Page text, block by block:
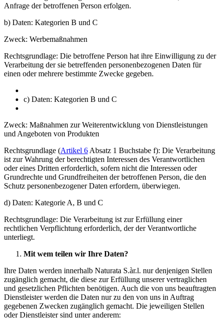
Anfrage der betroffenen Person erfolgen.
b) Daten: Kategorien B und C
Zweck: Werbemaßnahmen
Rechtsgrundlage: Die betroffene Person hat ihre Einwilligung zu der
Verarbeitung der sie betreffenden personenbezogenen Daten für
einen oder mehrere bestimmte Zwecke gegeben.
c) Daten: Kategorien B und C
Zweck: Maßnahmen zur Weiterentwicklung von Dienstleistungen
und Angeboten von Produkten
Rechtsgrundlage (Artikel 6 Absatz 1 Buchstabe f): Die Verarbeitung
ist zur Wahrung der berechtigten Interessen des Verantwortlichen
oder eines Dritten erforderlich, sofern nicht die Interessen oder
Grundrechte und Grundfreiheiten der betroffenen Person, die den
Schutz personenbezogener Daten erfordern, überwiegen.
d) Daten: Kategorie A, B und C
Rechtsgrundlage: Die Verarbeitung ist zur Erfüllung einer
rechtlichen Verpflichtung erforderlich, der der Verantwortliche
unterliegt.
Mit wem teilen wir Ihre Daten?
Ihre Daten werden innerhalb Naturata S.àr.l. nur denjenigen Stellen
zugänglich gemacht, die diese zur Erfüllung unserer vertraglichen
und gesetzlichen Pflichten benötigen. Auch die von uns beauftragten
Dienstleister werden die Daten nur zu den von uns in Auftrag
gegebenen Zwecken zugänglich gemacht. Die jeweiligen Stellen
oder Dienstleister sind unter anderem: